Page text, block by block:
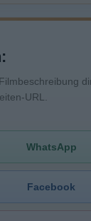
URL.
WhatsApp
Facebook